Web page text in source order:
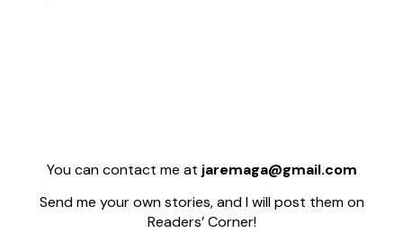
You can contact me at jaremaga@gmail.com
Send me your own stories, and I will post them on
Readers’ Corner!